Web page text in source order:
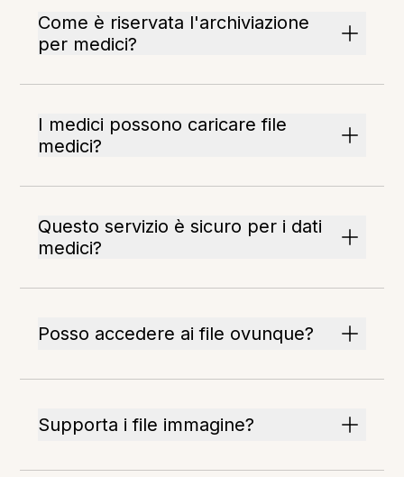
Come è riservata l'archiviazione
per medici?
I medici possono caricare file
medici?
Questo servizio è sicuro per i dati
medici?
Posso accedere ai file ovunque?
Supporta i file immagine?